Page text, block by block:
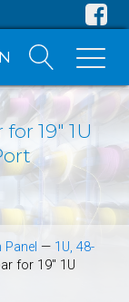
19" 1U
— 1U, 48-
for 19" 1U